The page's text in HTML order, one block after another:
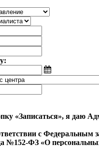
«Записаться», я даю
с Федеральным
№152-ФЗ «О